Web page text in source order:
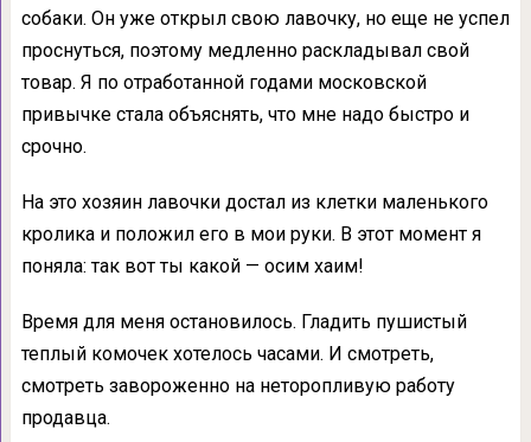
собаки. Он уже открыл свою лавочку, но еще не успел
проснуться, поэтому медленно раскладывал свой
товар. Я по отработанной годами московской
привычке стала объяснять, что мне надо быстро и
срочно.
На это хозяин лавочки достал из клетки маленького
кролика и положил его в мои руки. В этот момент я
поняла: так вот ты какой — осим хаим!
Время для меня остановилось. Гладить пушистый
теплый комочек хотелось часами. И смотреть,
смотреть завороженно на неторопливую работу
продавца.